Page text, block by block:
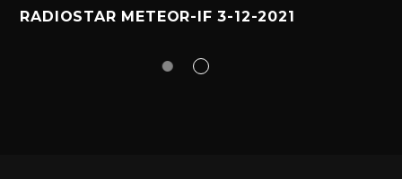
RADIOSTAR METEOR-IF 3-12-2021